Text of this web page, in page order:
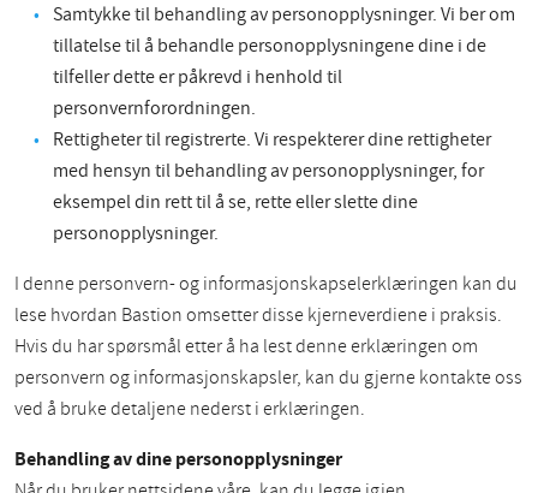
Samtykke til behandling av personopplysninger. Vi ber om
tillatelse til å behandle personopplysningene dine i de
tilfeller dette er påkrevd i henhold til
personvernforordningen.
Rettigheter til registrerte. Vi respekterer dine rettigheter
med hensyn til behandling av personopplysninger, for
eksempel din rett til å se, rette eller slette dine
personopplysninger.
I denne personvern- og informasjonskapselerklæringen kan du
lese hvordan Bastion omsetter disse kjerneverdiene i praksis.
Hvis du har spørsmål etter å ha lest denne erklæringen om
personvern og informasjonskapsler, kan du gjerne kontakte oss
ved å bruke detaljene nederst i erklæringen.
Behandling av dine personopplysninger